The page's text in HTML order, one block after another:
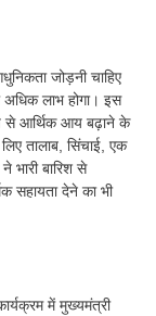
जोड़नी चाहिए
लाभ होगा। इस
से आर्थिक आय बढ़ाने के
तालाब, सिंचाई, एक
भारी बारिश से
सहायता देने का भी
में मुख्यमंत्री